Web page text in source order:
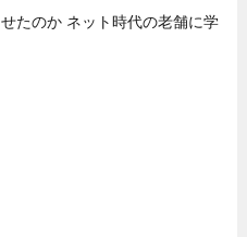
たのか ネット時代の老舗に学